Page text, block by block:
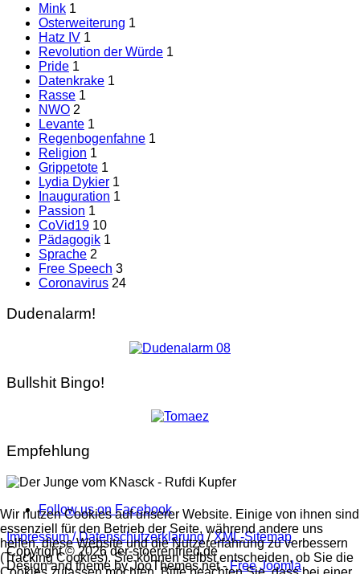
Mink 1
Osterweiterung 1
Hatz IV 1
Revolution der Würde 1
Pride 1
Datenkrake 1
Rasse 1
NWO 2
Levante 1
Regenbogenfahne 1
Religion 1
Grippetote 1
Lydia Dykier 1
Inauguration 1
Passion 1
CoVid19 10
Pädagogik 1
Sprache 2
Free Speech 3
Coronavirus 24
Dudenalarm!
Bullshit Bingo!
Empfehlung
Follow us on Facebook
Impressum / Datenschutzerklärung /XML-Sitemap
Copyright © 2026 der-stoerenfried.de
Design and theme by JooThemes.net -Free Joomla
Wir nutzen Cookies auf unserer Website. Einige von ihnen sind
essenziell für den Betrieb der Seite, während andere uns
helfen, diese Website und die Nutzererfahrung zu verbessern
(Tracking Cookies). Sie können selbst entscheiden, ob Sie die